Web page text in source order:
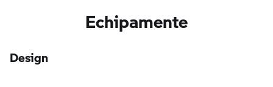
Echipamente
Design